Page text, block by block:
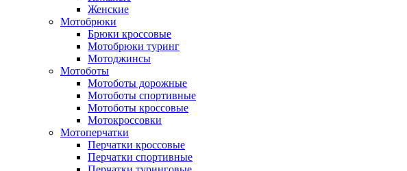
Женские
Мотобрюки
Брюки кроссовые
Мотобрюки туринг
Мотоджинсы
Мотоботы
Мотоботы дорожные
Мотоботы спортивные
Мотоботы кроссовые
Мотокроссовки
Мотоперчатки
Перчатки кроссовые
Перчатки спортивные